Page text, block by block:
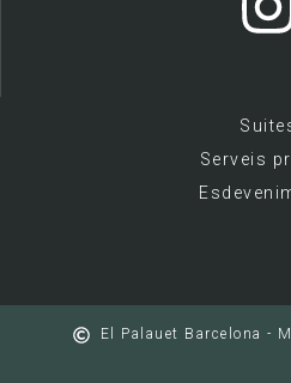
Serveis
El Palauet Barcelona -